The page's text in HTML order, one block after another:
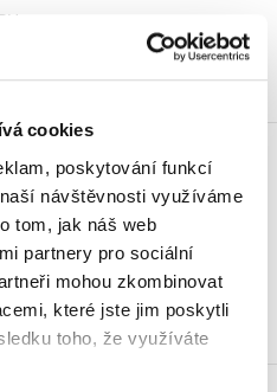
cookies
poskytování funkcí
návštěvnosti využíváme
tom, jak náš web
partnery pro sociální
mohou zkombinovat
které jste jim poskytli
toho, že využíváte
bílá,
poučení, 1.000 ks